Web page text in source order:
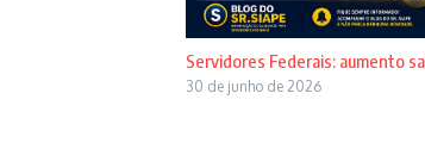
Servidores Federais: aumento
30 de junho de 2026